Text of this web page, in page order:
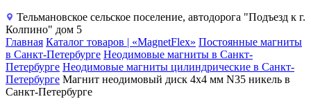
Тельмановское сельское поселение, автодорога "Подъезд к г.
Колпино" дом 5
Главная Каталог товаров | «MagnetFlex» Постоянные магниты
в Санкт-Петербурге Неодимовые магниты в Санкт-
Петербурге Неодимовые магниты цилиндрические в Санкт-
Петербурге Магнит неодимовый диск 4х4 мм N35 никель в
Санкт-Петербурге